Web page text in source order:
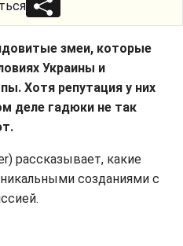
змеи, которые
Украины и
Хотя репутация у них
деле гадюки не так
рассказывает, какие
созданиями с